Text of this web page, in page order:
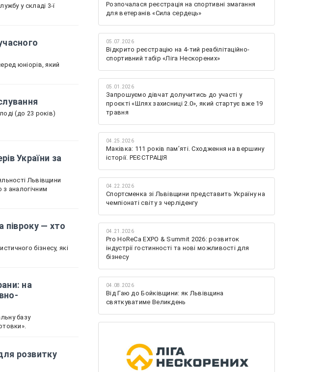
у складі 3-ї
юніорів, який
(до 23 років)
України за
Львівщини
аналогічним
півроку — хто
бізнесу, які
на
базу
розвитку
Розпочалася реєстрація на спортивні змагання
для ветеранів «Сила сердець»
05.07.2026
Відкрито реєстрацію на 4-тий реабілітаційно-
спортивний табір «Ліга Нескорених»
05.01.2026
Запрошуємо дівчат долучитись до участі у
проєкті «Шлях захисниці 2.0», який стартує вже 19
травня
04.25.2026
Маківка: 111 років пам’яті. Сходження на вершину
історії. РЕЄСТРАЦІЯ
04.22.2026
Спортсменка зі Львівщини представить Україну на
чемпіонаті світу з черліденгу
04.21.2026
Pro HoReCa EXPO & Summit 2026: розвиток
індустрії гостинності та нові можливості для
бізнесу
04.08.2026
Від Гаю до Бойківщини: як Львівщина
святкуватиме Великдень